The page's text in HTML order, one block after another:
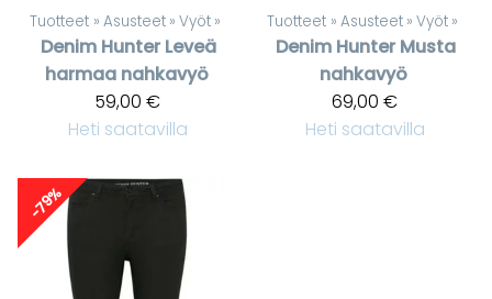
Tuotteet ‪» Asusteet ‪» Vyöt ‪»
Denim Hunter Leveä
harmaa nahkavyö
59,00 €
Heti saatavilla
Tuotteet ‪» Asusteet ‪» Vyöt ‪»
Denim Hunter Musta
nahkavyö
69,00 €
Heti saatavilla
-79%